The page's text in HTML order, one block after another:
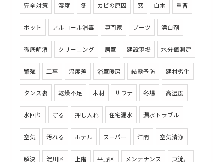
完全対策 湿度 冬 カビの原因 窓 白木 重曹
ポット アルコール消毒 専門家 ブーツ 漂白剤
徹底解消 クリーニング 居室 建設現場 水分値測定
繁殖 工事 温度差 浴室暖房 結露予防 建材劣化
タンス裏 乾燥不足 木材 サウナ 冬場 高湿度
水回り 守る 押し入れ 住宅漏水 漏水トラブル
空気 汚れる ホテル スーパー 洋間 空気清浄
解決 淀川区 上階 平野区 メンテナンス 東淀川